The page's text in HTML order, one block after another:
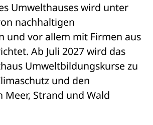
Umwelthauses wird unter
nachhaltigen
und vor allem mit Firmen aus
Ab Juli 2027 wird das
Umweltbildungskurse zu
und den
Meer, Strand und Wald